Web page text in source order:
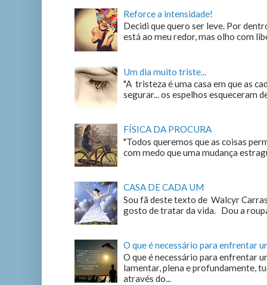
Reforce a intensidade!
Decidi que quero ser leve. Por
está ao meu redor, mas olho com
Um dia muito triste...
"A tristeza é uma casa em que as
segurar... os espelhos esqueceram
FÍSICA DA PROCURA
"Todos queremos que as coisas
com medo que uma mudança
CASA DE CADA UM
Sou fã deste texto de Walcyr
gosto de tratar da vida. Dou a
O que é necessário para enfrentar
O que é necessário para enfrentar
lamentar, plena e profundamente,
através do...